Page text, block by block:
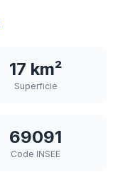
17 km²
Superficie
69091
Code INSEE